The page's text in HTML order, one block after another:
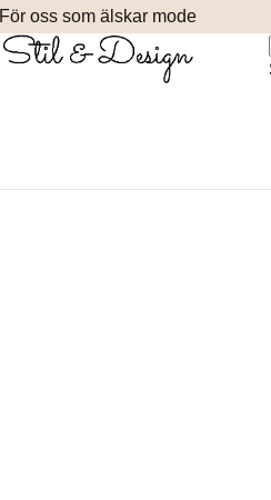
För oss som älskar mode